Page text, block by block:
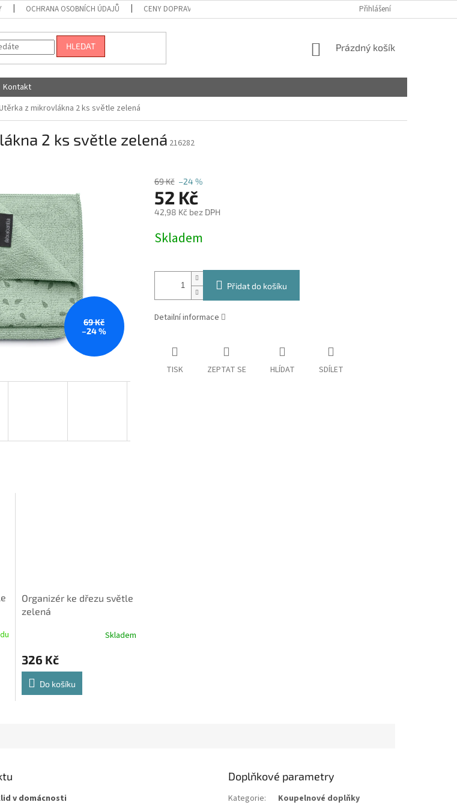
OCHRANA OSOBNÍCH ÚDAJŮ CENY DOPRAVY Přihlášení
HLEDAT
NÁKUPNÍ
Prázdný košík
Kontakt
z mikrovlákna 2 ks světle zelená
2 ks světle zelená 216282
69 Kč
–24 %
69 Kč –24 %
52 Kč
42,98 Kč bez DPH
cena:
Skladem
Přidat do košíku
Detailní informace
TISK ZEPTAT SE HLÍDAT SDÍLET
Organizér ke dřezu světle
zelená
Skladem
326 Kč
Do košíku
v domácnosti
Doplňkové parametry
Kategorie:
Koupelnové doplňky